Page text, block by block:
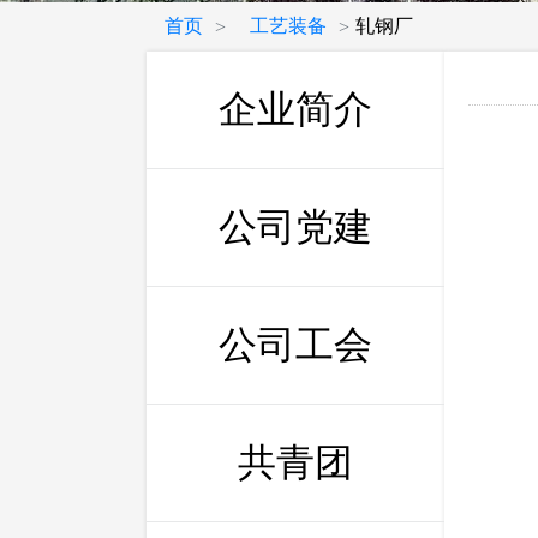
首页 > 工艺装备 > 轧钢厂
企业简介
公司党建
公司工会
共青团